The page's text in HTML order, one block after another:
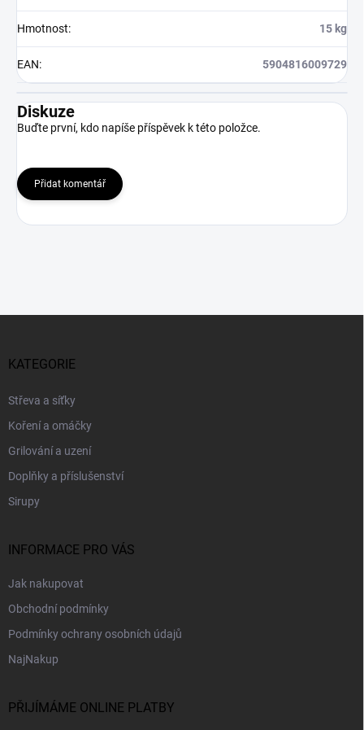
Hmotnost: 15 kg
EAN: 5904816009729
Diskuze
Buďte první, kdo napíše příspěvek k této položce.
Přidat komentář
KATEGORIE
Střeva a síťky
Koření a omáčky
Grilování a uzení
Doplňky a příslušenství
Sirupy
INFORMACE PRO VÁS
Jak nakupovat
Obchodní podmínky
Podmínky ochrany osobních údajů
NajNakup
PŘIJÍMÁME ONLINE PLATBY